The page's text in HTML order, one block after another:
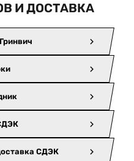
И ДОСТАВКА
СДЭК